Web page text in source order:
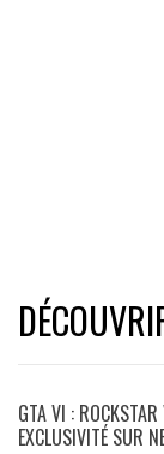
GTA VI : ROCKSTAR
EXCLUSIVITÉ SUR